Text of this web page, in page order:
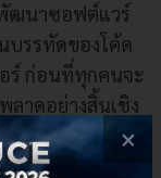
พัฒนาซอฟต์แวร์
บรรทัดของโค้ด
อร์ ก่อนที่ทุกคนจะ
ลาดอย่างสิ้นเชิง
ะสิทธิภาพมักจะ
หยียดจนรุงรัง
×